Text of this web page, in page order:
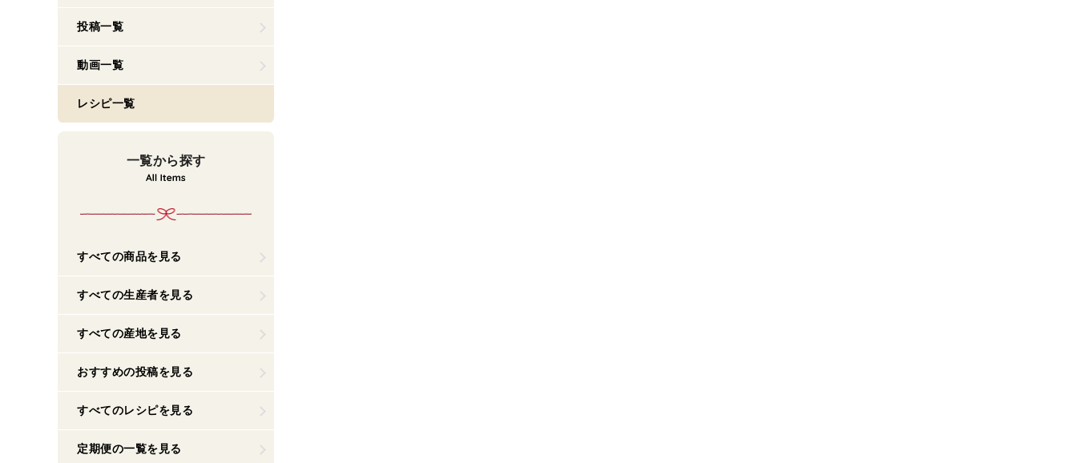
投稿一覧
動画一覧
レシピ一覧
一覧から探す
すべての商品を見る
すべての生産者を見る
すべての産地を見る
おすすめの投稿を見る
すべてのレシピを見る
定期便の一覧を見る